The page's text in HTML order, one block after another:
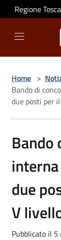
Salta al contenuto
Regione
Home >
Bando di
due posti per
Bando
due
V
Pubblicato il 5